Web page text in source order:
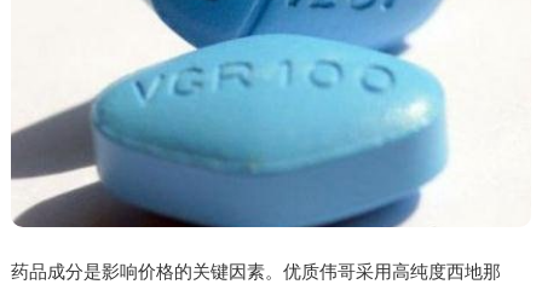
药品成分是影响价格的关键因素。优质伟哥采用高纯度西地那